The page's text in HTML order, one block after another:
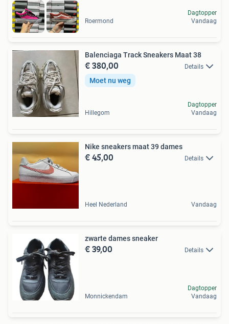
Roermond
Dagtopper
Vandaag
Balenciaga Track Sneakers Maat 38
€ 380,00 Details
Moet nu weg
Hillegom
Dagtopper
Vandaag
Nike sneakers maat 39 dames
€ 45,00 Details
Heel Nederland Vandaag
zwarte dames sneaker
€ 39,00 Details
Monnickendam
Dagtopper
Vandaag